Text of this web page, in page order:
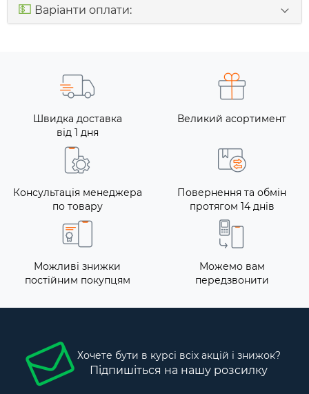
💵 Варіанти оплати:
Швидка доставка
від 1 дня
Великий асортимент
Консультація менеджера
по товару
Повернення та обмін
протягом 14 днів
Можливі знижки
постійним покупцям
Можемо вам
передзвонити
Хочете бути в курсі всіх акцій і знижок?
Підпишіться на нашу розсилку